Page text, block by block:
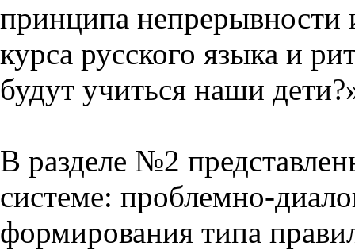
принципа непрерывности
курса русского языка и
будут учиться наши
В разделе №2
системе: проблемно-
формирования типа